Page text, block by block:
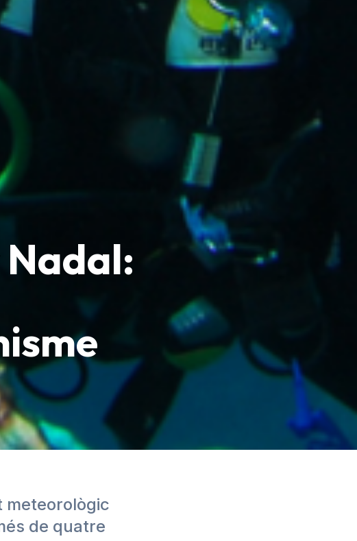
Nadal:
meteorològic
de quatre